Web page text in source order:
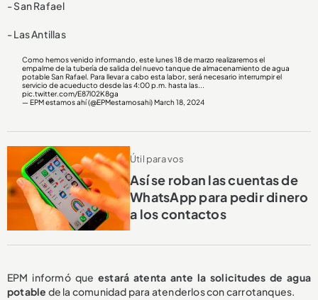
- San Rafael
- Las Antillas
Como hemos venido informando, este lunes 18 de marzo realizaremos el
empalme de la tubería de salida del nuevo tanque de almacenamiento de agua
potable San Rafael. Para llevar a cabo esta labor, será necesario interrumpir el
servicio de acueducto desde las 4:00 p.m. hasta las...
pic.twitter.com/E87l02K8ga
— EPM estamos ahí (@EPMestamosahi)March 18, 2024
Útil para vos
Así se roban las cuentas de
WhatsApp para pedir dinero
a los contactos
EPM informó queestará atenta ante la solicitudes de agua
potable de la comunidad para atenderlos con carrotanques.